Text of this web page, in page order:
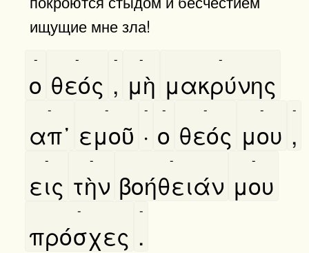
ищущие мне зла!
ο
-
θεός
-
,
-
μὴ
-
μακρύνης
-
απ᾿
-
εμοῦ
-
·
-
ο
-
θεός
-
μου
-
,
-
εις
-
τὴν
-
βοήθειάν
-
μου
-
πρόσχες
-
.
-